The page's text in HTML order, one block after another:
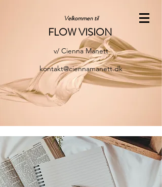
Velkommen til
FLOW VISION
v/ Cienna Manett
kontakt@ciennamanett.dk